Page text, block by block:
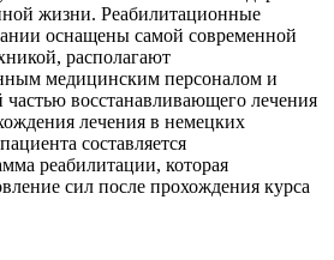
жизни. Реабилитационные
оснащены самой современной
располагают
медицинским персоналом и
частью восстанавливающего лечения
лечения в немецких
составляется
реабилитации, которая
сил после прохождения курса